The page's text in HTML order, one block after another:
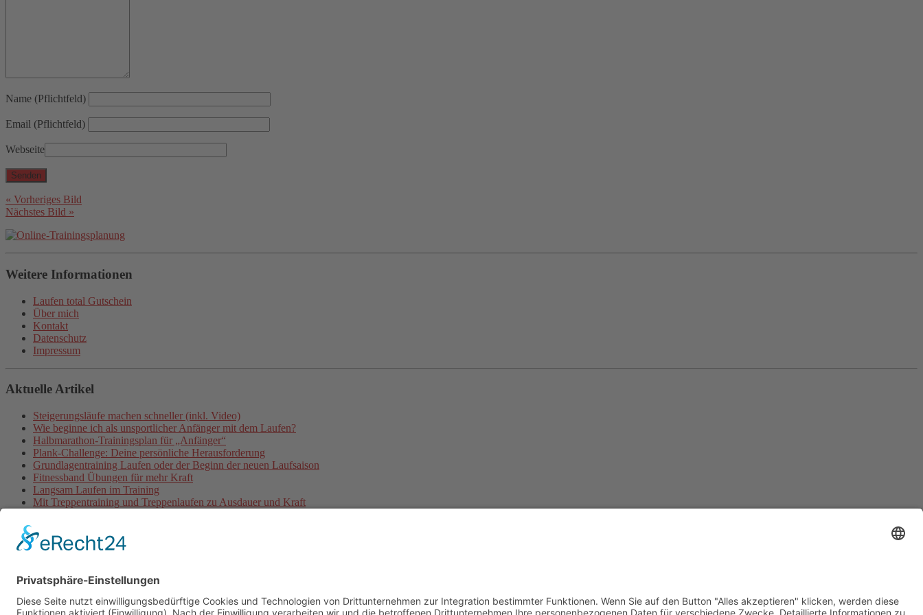
Name (Pflichtfeld)
Email (Pflichtfeld)
Webseite
« Vorheriges Bild
Nächstes Bild »
Weitere Informationen
Laufen total Gutschein
Über mich
Kontakt
Datenschutz
Impressum
Aktuelle Artikel
Steigerungsläufe machen schneller (inkl. Video)
Wie beginne ich als unsportlicher Anfänger mit dem Laufen?
Halbmarathon-Trainingsplan für „Anfänger“
Plank-Challenge: Deine persönliche Herausforderung
Grundlagentraining Laufen oder der Beginn der neuen Laufsaison
Fitnessband Übungen für mehr Kraft
Langsam Laufen im Training
Mit Treppentraining und Treppenlaufen zu Ausdauer und Kraft
© 2026 - Personal Training in Dresden mit Heiko Wache und bundesweite Online-Trainingsbetreuung